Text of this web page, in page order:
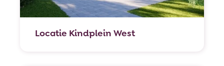
Locatie Kindplein West